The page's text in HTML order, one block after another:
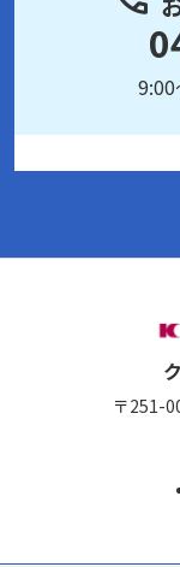
〒251-